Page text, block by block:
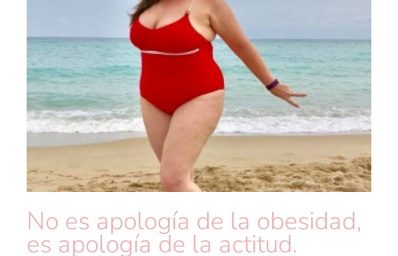
adelgazar
No es apología de la obesidad,
es apología de la actitud.